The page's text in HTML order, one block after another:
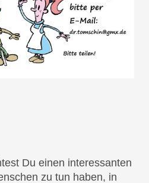
Du einen interessanten
zu tun haben, in